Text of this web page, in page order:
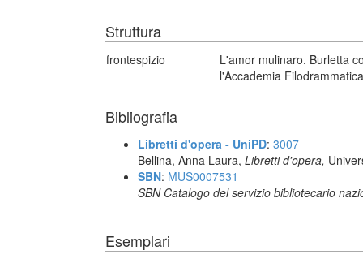
Struttura
frontespizio
L'amor mulinaro. Burletta
l'Accademia
Bibliografia
Libretti d'opera - UniPD: 3007
Bellina, Anna Laura, Libretti d'opera,
SBN: MUS0007531
SBN Catalogo del servizio bibliotecario
Esemplari